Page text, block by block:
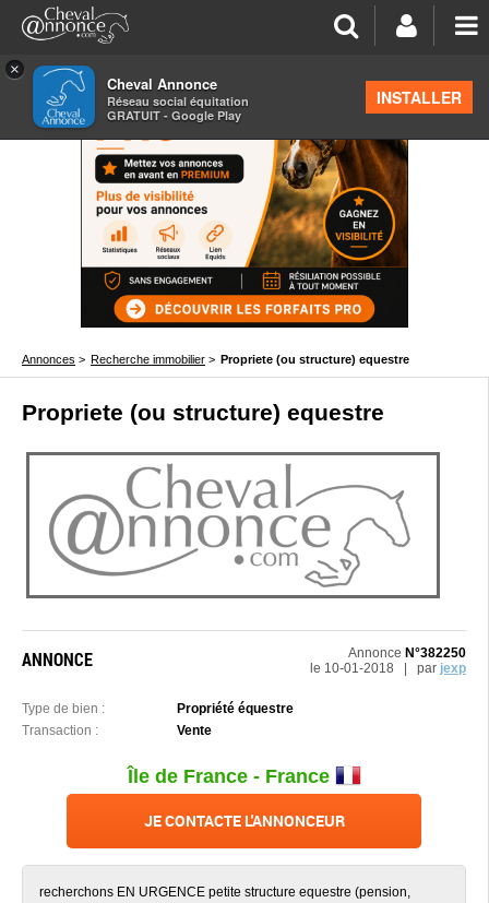
×
Cheval Annonce
Réseau social équitation
GRATUIT - Google Play
INSTALLER
Annonces > Recherche immobilier > Propriete (ou structure) equestre
Propriete (ou structure) equestre
ANNONCE Annonce N°382250
le 10-01-2018 | par jexp
Type de bien :
Propriété équestre
Transaction :
Vente
Île de France - France
JE CONTACTE L'ANNONCEUR
recherchons EN URGENCE petite structure equestre (pension,